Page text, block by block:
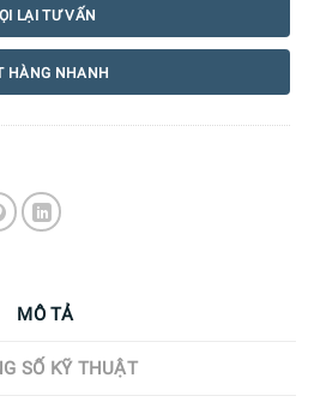
LẠI TƯ VẤN
HÀNG NHANH
MÔ TẢ
SỐ KỸ THUẬT